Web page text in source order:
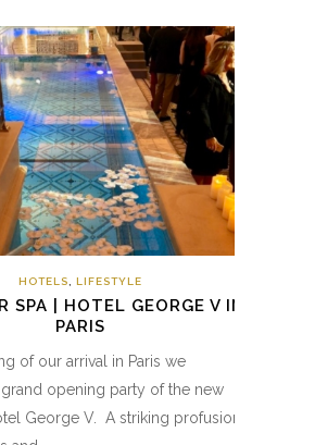
HOTELS LIFESTYLE
SPA | HOTEL GEORGE V IN
PARIS
of our arrival in Paris we
opening party of the new
George V. A striking profusion